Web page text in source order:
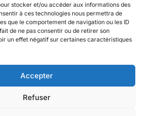
stocker et/ou accéder aux informations des
à ces technologies nous permettra de
que le comportement de navigation ou les ID
de ne pas consentir ou de retirer son
un effet négatif sur certaines caractéristiques
Accepter
Refuser
Espace client
Contact
2025Mentions légales